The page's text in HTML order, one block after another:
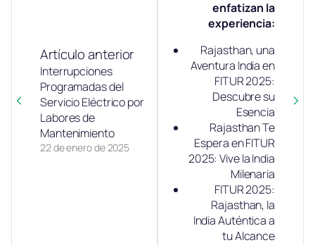
Artículo anterior
22 de enero de 2025
Interrupciones
Programadas del
Servicio Eléctrico por
Labores de
Mantenimiento
enfatizan la
experiencia:
Rajasthan, una
Aventura India en
FITUR 2025:
Descubre su
Esencia
Rajasthan Te
Espera en FITUR
2025: Vive la India
Milenaria
FITUR 2025:
Rajasthan, la
India Auténtica a
tu Alcance